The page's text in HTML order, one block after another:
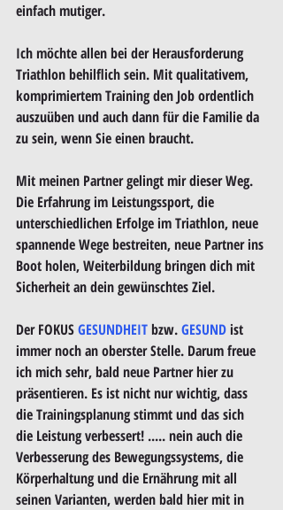
einfach mutiger.
Ich möchte allen bei der Herausforderung
Triathlon behilflich sein. Mit qualitativem,
komprimiertem Training den Job ordentlich
auszuüben und auch dann für die Familie da
zu sein, wenn Sie einen braucht.
Mit meinen Partner gelingt mir dieser Weg.
Die Erfahrung im Leistungssport, die
unterschiedlichen Erfolge im Triathlon, neue
spannende Wege bestreiten, neue Partner ins
Boot holen, Weiterbildung bringen dich mit
Sicherheit an dein gewünschtes Ziel.
Der FOKUS GESUNDHEIT bzw. GESUND ist
immer noch an oberster Stelle. Darum freue
ich mich sehr, bald neue Partner hier zu
präsentieren. Es ist nicht nur wichtig, dass
die Trainingsplanung stimmt und das sich
die Leistung verbessert! ..... nein auch die
Verbesserung des Bewegungssystems, die
Körperhaltung und die Ernährung mit all
seinen Varianten, werden bald hier mit in